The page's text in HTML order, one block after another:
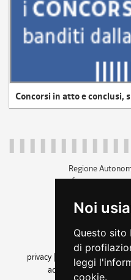
Noi
Questo sito
di
leggi
cookie.
Concorsi in atto e conclusi,
Regione
c.f.
+39
privacy
cookie |note legali
accessibilità| feedback